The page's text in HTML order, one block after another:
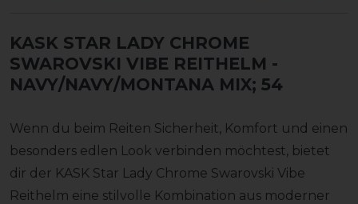
KASK STAR LADY CHROME
SWAROVSKI VIBE REITHELM -
NAVY/NAVY/MONTANA MIX; 54
Wenn du beim Reiten Sicherheit, Komfort und einen
besonders edlen Look verbinden möchtest, bietet
dir der KASK Star Lady Chrome Swarovski Vibe
Reithelm eine stilvolle Kombination aus moderner